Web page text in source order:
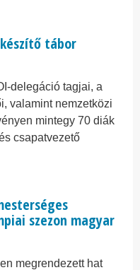
tábor
delegáció tagjai, a
valamint nemzetközi
mintegy 70 diák
csapatvezető
szezon magyar
megrendezett hat